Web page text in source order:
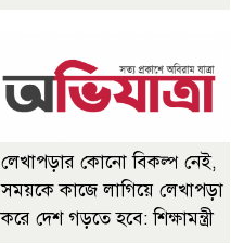
লেখাপড়ার কোনো বিকল্প নেই,
সময়কে কাজে লাগিয়ে লেখাপড়া
করে দেশ গড়তে হবে: শিক্ষামন্ত্রী